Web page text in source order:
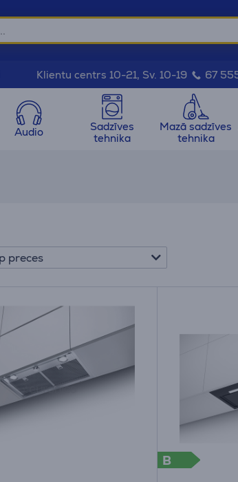
Klientu centrs 10-21, Sv. 10-19 67
Audio
Sadzīves
tehnika
Mazā sadzīves
tehnika
preces
B